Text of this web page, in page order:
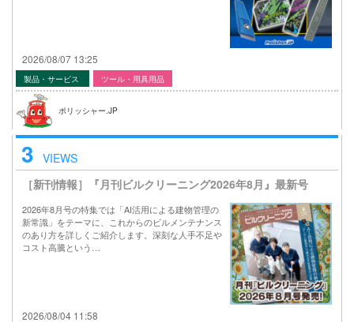
2026/08/07 13:25
製品・サービス ツール・用具用品
ポリッシャー.JP
3 VIEWS
［新刊情報］『月刊ビルクリーニング2026年8月』最新号
2026年8月号の特集では「AI活用による建物管理の
新常識」をテーマに、これからのビルメンテナンス
のあり方を詳しくご紹介します。深刻な人手不足や
コスト高騰という…
2026/08/04 11:58